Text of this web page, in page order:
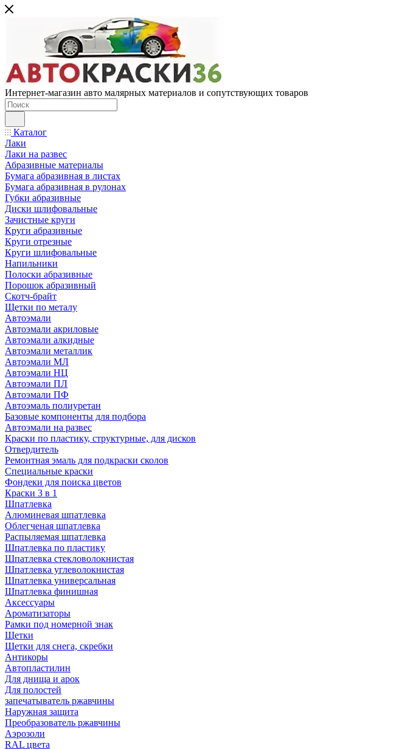
Интернет-магазин авто малярных материалов и сопутствующих товаров
Каталог
Лаки
Лаки на развес
Абразивные материалы
Бумага абразивная в листах
Бумага абразивная в рулонах
Губки абразивные
Диски шлифовальные
Зачистные круги
Круги абразивные
Круги отрезные
Круги шлифовальные
Напильники
Полоски абразивные
Порошок абразивный
Скотч-брайт
Щетки по металу
Автоэмали
Автоэмали акриловые
Автоэмали алкидные
Автоэмали металлик
Автоэмали МЛ
Автоэмали НЦ
Автоэмали ПЛ
Автоэмали ПФ
Автоэмаль полиуретан
Базовые компоненты для подбора
Автоэмали на развес
Краски по пластику, структурные, для дисков
Отвердитель
Ремонтная эмаль для подкраски сколов
Специальные краски
Фондеки для поиска цветов
Краски 3 в 1
Шпатлевка
Алюминевая шпатлевка
Облегченая шпатлевка
Распыляемая шпатлевка
Шпатлевка по пластику
Шпатлевка стекловолокнистая
Шпатлевка углеволокнистая
Шпатлевка универсальная
Шпатлевка финишная
Аксессуары
Ароматизаторы
Рамки под номерной знак
Щетки
Щетки для снега, скребки
Антикоры
Автопластилин
Для днища и арок
Для полостей
запечатыватель ржавчины
Наружная защита
Преобразователь ржавчины
Аэрозоли
RAL цвета